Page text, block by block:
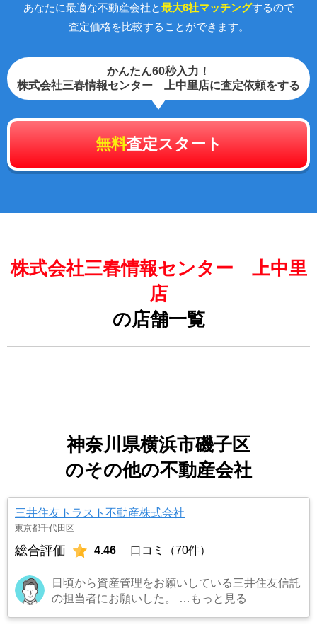
あなたに最適な不動産会社と最大6社マッチングするので
査定価格を比較することができます。
かんたん60秒入力！
株式会社三春情報センター 上中里店に査定依頼をする
無料査定スタート
株式会社三春情報センター 上中里
店
の店舗一覧
神奈川県横浜市磯子区
のその他の不動産会社
三井住友トラスト不動産株式会社
東京都千代田区
総合評価 4.46 口コミ（70件）
日頃から資産管理をお願いしている三井住友信託
の担当者にお願いした。
…もっと見る